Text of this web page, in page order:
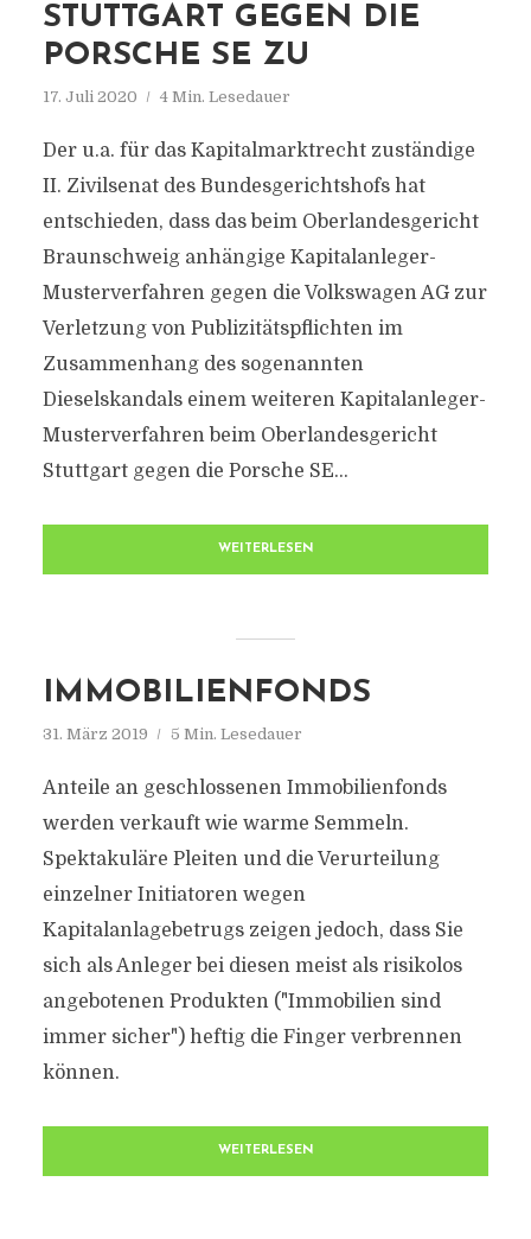
STUTTGART GEGEN DIE
PORSCHE SE ZU
17. Juli 2020 4 Min. Lesedauer
Der u.a. für das Kapitalmarktrecht zuständige
II. Zivilsenat des Bundesgerichtshofs hat
entschieden, dass das beim Oberlandesgericht
Braunschweig anhängige Kapitalanleger-
Musterverfahren gegen die Volkswagen AG zur
Verletzung von Publizitätspflichten im
Zusammenhang des sogenannten
Dieselskandals einem weiteren Kapitalanleger-
Musterverfahren beim Oberlandesgericht
Stuttgart gegen die Porsche SE...
WEITERLESEN
IMMOBILIENFONDS
31. März 2019 5 Min. Lesedauer
Anteile an geschlossenen Immobilienfonds
werden verkauft wie warme Semmeln.
Spektakuläre Pleiten und die Verurteilung
einzelner Initiatoren wegen
Kapitalanlagebetrugs zeigen jedoch, dass Sie
sich als Anleger bei diesen meist als risikolos
angebotenen Produkten ("Immobilien sind
immer sicher") heftig die Finger verbrennen
können.
WEITERLESEN